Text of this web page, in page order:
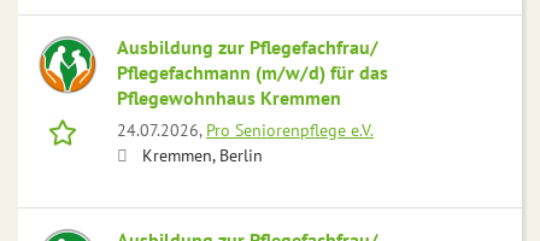
Ausbildung zur Pflegefachfrau/
Pflegefachmann (m/w/d) für das
Pflegewohnhaus Kremmen
24.07.2026, Pro Seniorenpflege e.V.
Kremmen, Berlin